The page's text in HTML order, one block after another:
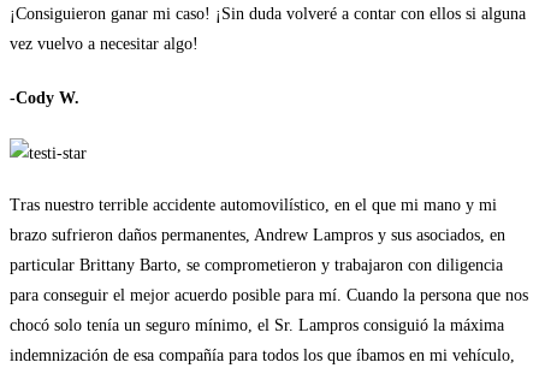
¡Consiguieron ganar mi caso! ¡Sin duda volveré a contar con ellos si alguna
vez vuelvo a necesitar algo!
-Cody W.
Tras nuestro terrible accidente automovilístico, en el que mi mano y mi
brazo sufrieron daños permanentes, Andrew Lampros y sus asociados, en
particular Brittany Barto, se comprometieron y trabajaron con diligencia
para conseguir el mejor acuerdo posible para mí. Cuando la persona que nos
chocó solo tenía un seguro mínimo, el Sr. Lampros consiguió la máxima
indemnización de esa compañía para todos los que íbamos en mi vehículo,